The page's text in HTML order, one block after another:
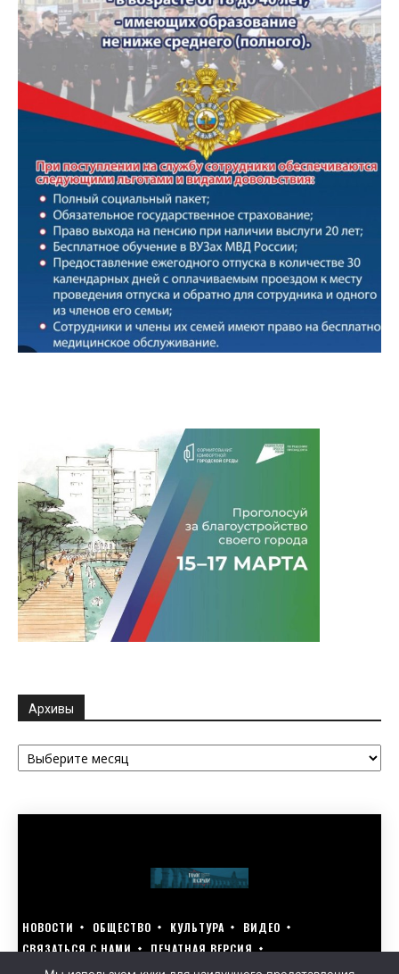
Архивы
Архивы
НОВОСТИ ОБЩЕСТВО КУЛЬТУРА
ВИДЕО
СВЯЗАТЬСЯ С НАМИ
ПЕЧАТНАЯ ВЕРСИЯ
ГОЛОСУЙ ЗА БЛАГОУСТРОЙСТВО СВОЕГО ГОРОДА 15–17 МАРТА